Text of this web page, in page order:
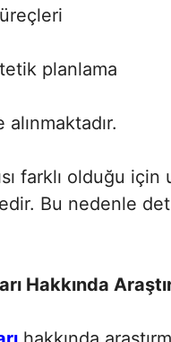
planlama
farklı olduğu
Bu nedenle
Hakkında